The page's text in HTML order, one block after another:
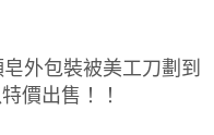
外包裝被美工刀劃到
價出售！！